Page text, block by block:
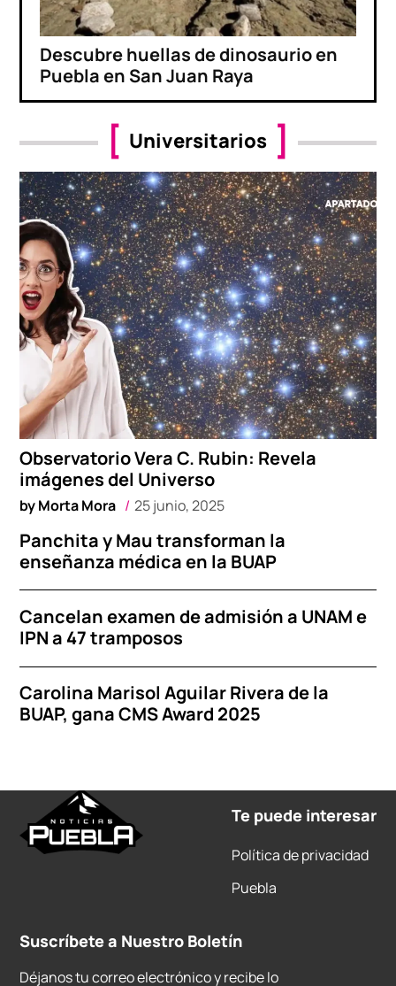
Descubre huellas de dinosaurio en
Puebla en San Juan Raya
Universitarios
Observatorio Vera C. Rubin: Revela
imágenes del Universo
byMorta Mora 25 junio, 2025
Panchita y Mau transforman la
enseñanza médica en la BUAP
Cancelan examen de admisión a UNAM e
IPN a 47 tramposos
Carolina Marisol Aguilar Rivera de la
BUAP, gana CMS Award 2025
Te puede interesar
Política de privacidad
Puebla
Suscríbete a Nuestro Boletín
Déjanos tu correo electrónico y recibe lo